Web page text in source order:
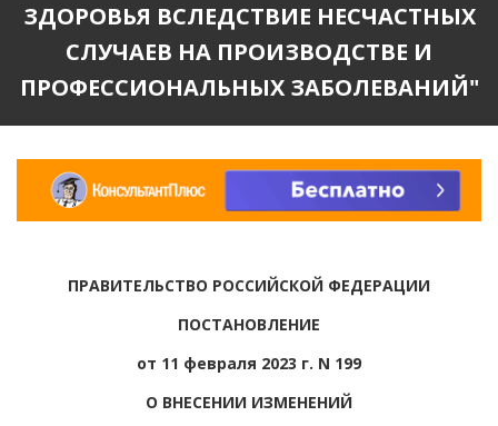
ЗДОРОВЬЯ ВСЛЕДСТВИЕ НЕСЧАСТНЫХ
СЛУЧАЕВ НА ПРОИЗВОДСТВЕ И
ПРОФЕССИОНАЛЬНЫХ ЗАБОЛЕВАНИЙ"
ПРАВИТЕЛЬСТВО РОССИЙСКОЙ ФЕДЕРАЦИИ
ПОСТАНОВЛЕНИЕ
от 11 февраля 2023 г. N 199
О ВНЕСЕНИИ ИЗМЕНЕНИЙ